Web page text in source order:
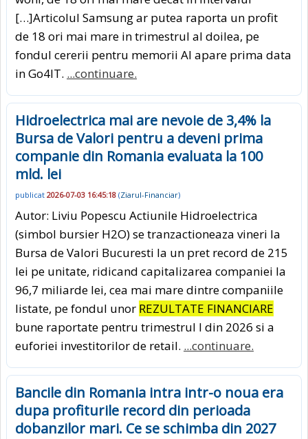
[…]Articolul Samsung ar putea raporta un profit
de 18 ori mai mare in trimestrul al doilea, pe
fondul cererii pentru memorii AI apare prima data
in Go4IT. ...continuare.
Hidroelectrica mai are nevoie de 3,4% la
Bursa de Valori pentru a deveni prima
companie din Romania evaluata la 100
mld. lei
publicat 2026-07-03 16:45:18 (Ziarul-Financiar)
Autor: Liviu Popescu Actiunile Hidroelectrica
(simbol bursier H2O) se tranzactioneaza vineri la
Bursa de Valori Bucuresti la un pret record de 215
lei pe unitate, ridicand capitalizarea companiei la
96,7 miliarde lei, cea mai mare dintre companiile
listate, pe fondul unor REZULTATE FINANCIARE
bune raportate pentru trimestrul I din 2026 si a
euforiei investitorilor de retail. ...continuare.
Bancile din Romania intra intr-o noua era
dupa profiturile record din perioada
dobanzilor mari. Ce se schimba din 2027